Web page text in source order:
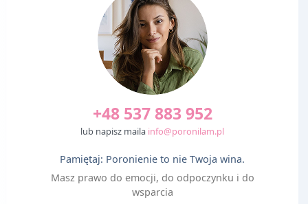
+48 537 883 952
lub napisz maila info@poronilam.pl
Pamiętaj: Poronienie to nie Twoja wina.
Masz prawo do emocji, do odpoczynku i do
wsparcia